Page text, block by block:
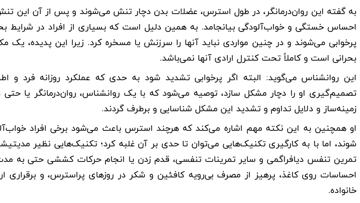
به گفته این روان‌درمانگر، در طول استرس، عضلات بدن دچار تنش می‌شوند و پس از آن این
احساس خستگی و خواب‌آلودگی بیانجامد. به همین دلیل است که بسیاری از افراد در شرایط
پرخوابی می‌شوند و در چنین مواردی نباید آنها را سرزنش یا مسخره کرد. زیرا این پدیده، یک
بحرانی است و کاملاً تحت کنترل ارادی آنها نمی‌باشد.
این روانشناس می‌گوید: البته اگر پرخوابی تشدید شود به حدی که عملکرد روزانه فرد و
تصمیم‌گیری او را دچار مشکل سازد، توصیه می‌شود که با یک روانشناس، روان‌درمانگر یا
زمینه‌ساز و دلایل تداوم و تشدید این مشکل شناسایی و برطرف گردند.
او همچنین به این نکته مهم اشاره می‌کند که هرچند استرس باعث می‌شود برخی افراد
احساسات روی کاغذ، پرهیز از مصرف بی‌رویه کافئین و شکر در روزهای پراسترس، و برقراری
خانواده.